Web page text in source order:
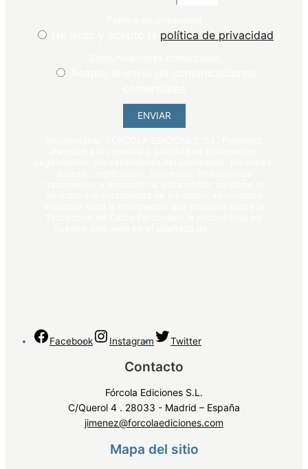
política de privacidad
ENVIAR
Facebook Instagram Twitter
Contacto
Fórcola Ediciones S.L.
C/Querol 4 . 28033 - Madrid – España
jimenez@forcolaediciones.com
Mapa del sitio